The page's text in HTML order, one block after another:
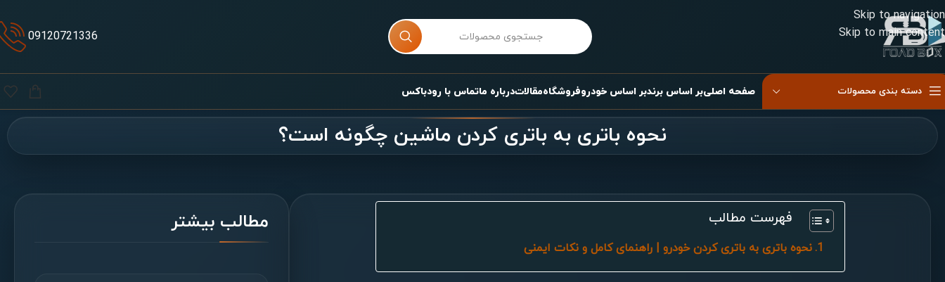
Skip to navigation
Skip to main content
09120721336
دسته بندی محصولات
کیسه باد دوقلو
کیسه باد کابین
صفحه اصلیبر اساس برندبر اساس خودروفروشگاهمقالاتدرباره ماتماس با رودباکس
نحوه باتری به باتری کردن ماشین چگونه است؟
فهرست مطالب
نحوه باتری به باتری کردن خودرو | راهنمای کامل و نکات ایمنی
مطالب بیشتر